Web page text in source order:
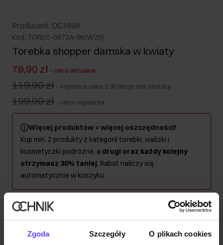
Zgoda Szczegóły O plikach cookies
Producent: OCHNIK
Kod: TOREC-0873A-98(W25)
Torebka shopper damska w kwiaty
79,90 zł - cena aktualna
119,90 zł - najniższa cena z 30 dni przed obniżką
199,90 zł - cena regularna
Więcej produktów = więcej oszczędności!
Kup min. 2 produkty z kategorii torebki, walizki i
kosmetyczki podróżne, a drugi oraz każdy kolejny
otrzymasz 30% taniej. Rabat naliczy się
automatycznie w koszyku.
Opis produktu